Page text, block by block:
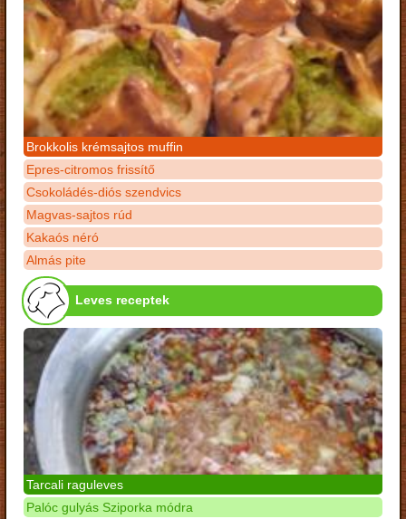
Brokkolis krémsajtos muffin
Epres-citromos frissítő
Csokoládés-diós szendvics
Magvas-sajtos rúd
Kakaós néró
Almás pite
Leves receptek
Tarcali raguleves
Palóc gulyás Sziporka módra